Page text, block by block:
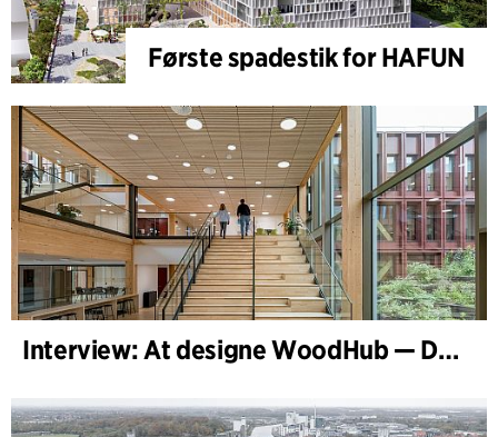
Første spadestik for HAFUN
Interview: At designe WoodHub — Danmarks største træbyggeri